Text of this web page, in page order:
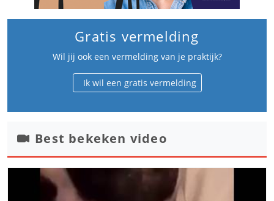
Gratis vermelding
Wil jij ook een vermelding van je praktijk?
Ik wil een gratis vermelding
Best bekeken video